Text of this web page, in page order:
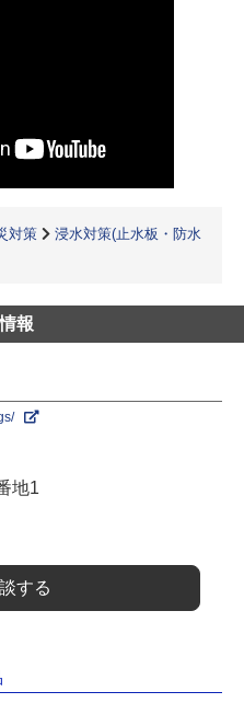
対策
浸水対策(止水板・防水
報
地1
する